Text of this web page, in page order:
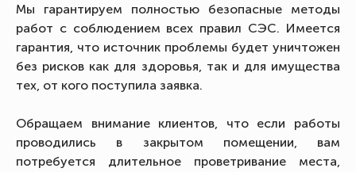
Мы гарантируем полностью безопасные методы
работ с соблюдением всех правил СЭС. Имеется
гарантия, что источник проблемы будет уничтожен
без рисков как для здоровья, так и для имущества
тех, от кого поступила заявка.
Обращаем внимание клиентов, что если работы
проводились в закрытом помещении, вам
потребуется длительное проветривание места,